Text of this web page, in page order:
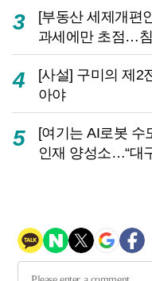
3
[부동산 세제개편
과세에만 초점…
4
[사설] 구미의 제2
아야
5
[여기는 AI로봇
인재 양성소…“대